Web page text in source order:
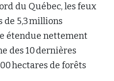
du Québec, les feux
de 5,3 millions
étendue nettement
des 10 dernières
hectares de forêts